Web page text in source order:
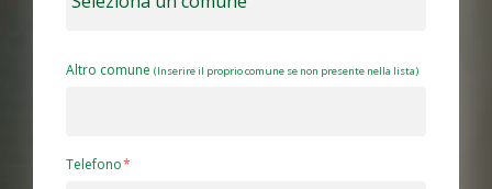
Altro comune (Inserire il proprio comune se non presente nella lista)
Telefono